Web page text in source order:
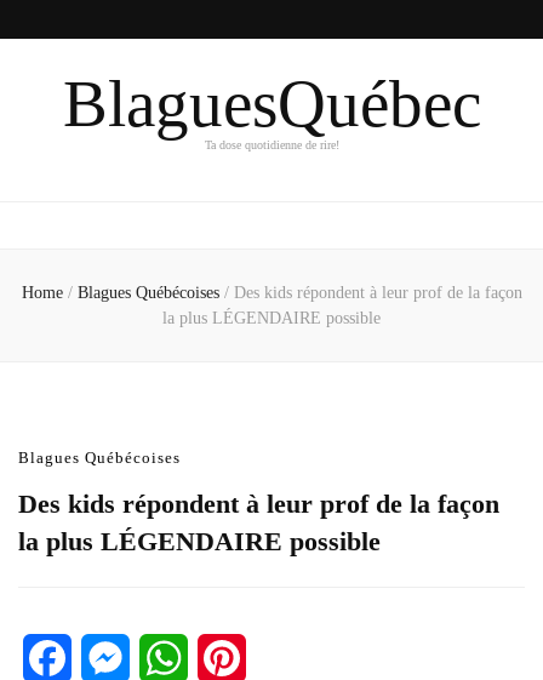
BlaguesQuébec
Ta dose quotidienne de rire!
Home / Blagues Québécoises / Des kids répondent à leur prof de la façon
la plus LÉGENDAIRE possible
Blagues Québécoises
Des kids répondent à leur prof de la façon
la plus LÉGENDAIRE possible
FacebookMessengerWhatsApp